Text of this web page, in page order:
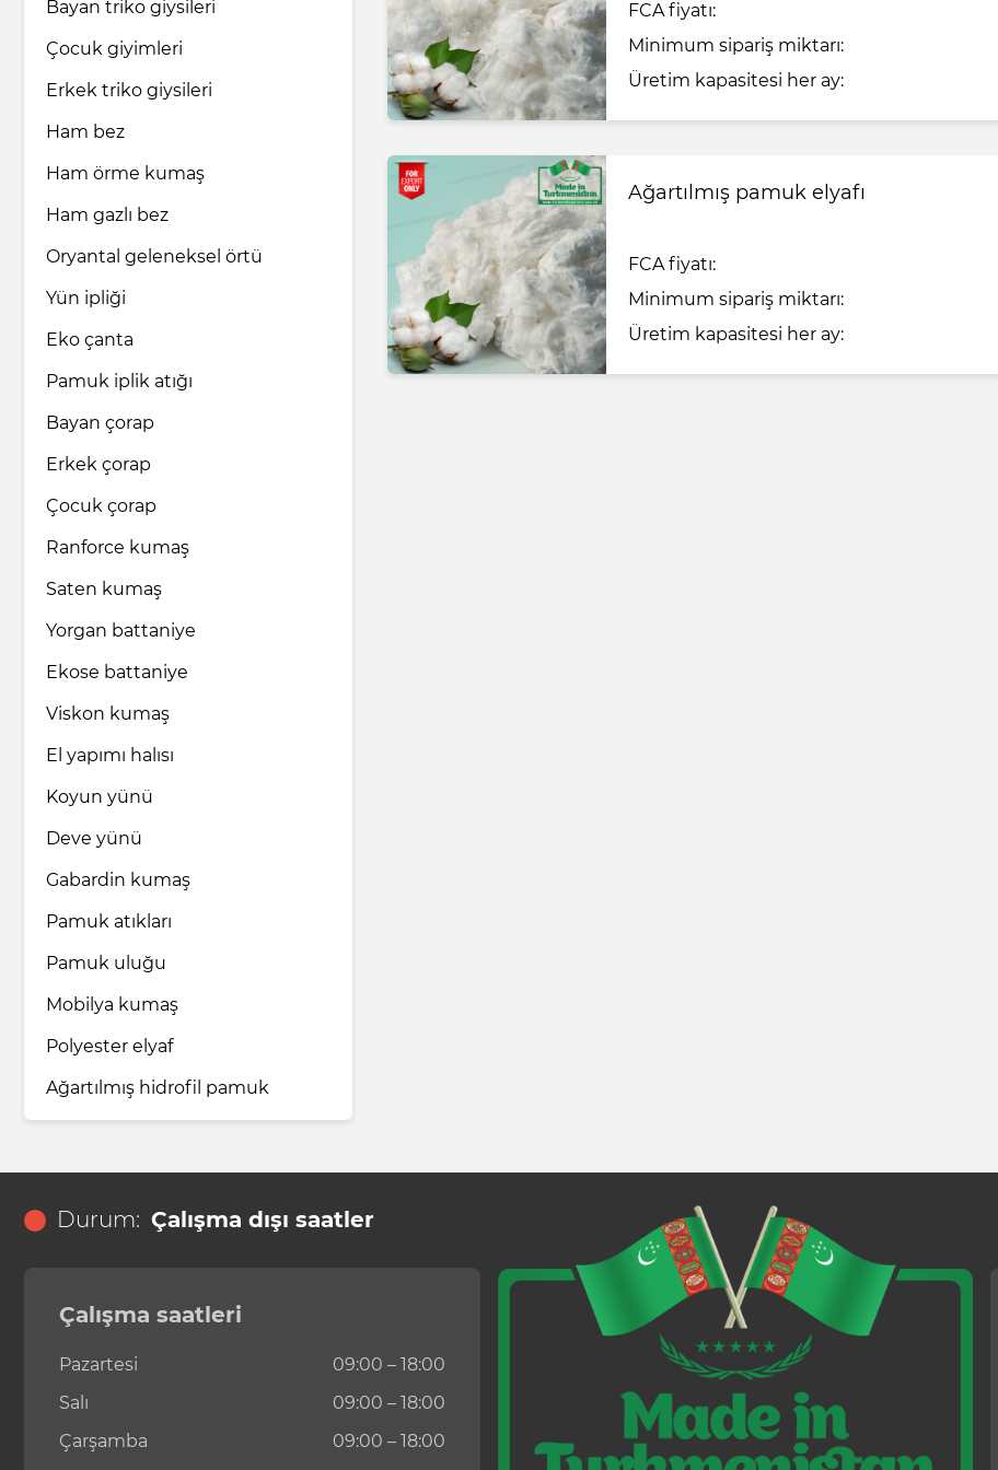
Bayan triko giysileri
Çocuk giyimleri
Erkek triko giysileri
Ham bez
Ham örme kumaş
Ham gazlı bez
Oryantal geleneksel örtü
Yün ipliği
Eko çanta
Pamuk iplik atığı
Bayan çorap
Erkek çorap
Çocuk çorap
Ranforce kumaş
Saten kumaş
Yorgan battaniye
Ekose battaniye
Viskon kumaş
El yapımı halısı
Koyun yünü
Deve yünü
Gabardin kumaş
Pamuk atıkları
Pamuk uluğu
Mobilya kumaş
Polyester elyaf
Ağartılmış hidrofil pamuk
FCA fiyatı:
Minimum sipariş miktarı:
Üretim kapasitesi her ay:
Ağartılmış pamuk elyafı
FCA fiyatı:
Minimum sipariş miktarı:
Üretim kapasitesi her ay:
Durum: Çalışma dışı saatler
Çalışma saatleri
Pazartesi
09:00 – 18:00
Salı
09:00 – 18:00
Çarşamba
09:00 – 18:00